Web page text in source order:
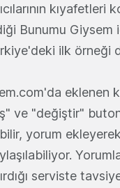
kıyafetleri
Bunumu Giysem
ilk örneği
eklenen
ve "değiştir"
yorum
serviste